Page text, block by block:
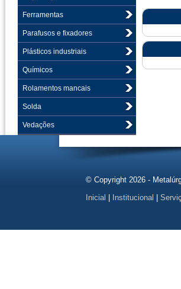
Ferramentas
Parafusos e fixadores
Plásticos industriais
Químicos
Rolamentos mancais
Solda
Vedações
© Copyright 2026 -
Inicial
Institucional